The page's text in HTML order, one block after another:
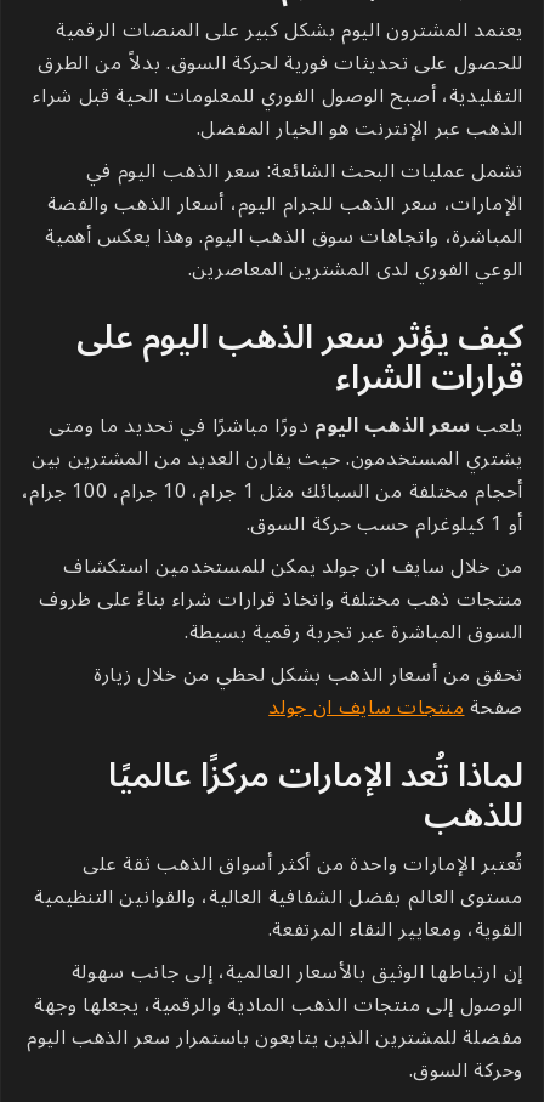
يعتمد المشترون اليوم بشكل كبير على المنصات الرقمية
للحصول على تحديثات فورية لحركة السوق. بدلاً من الطرق
التقليدية، أصبح الوصول الفوري للمعلومات الحية قبل شراء
الذهب عبر الإنترنت هو الخيار المفضل.
تشمل عمليات البحث الشائعة: سعر الذهب اليوم في
الإمارات، سعر الذهب للجرام اليوم، أسعار الذهب والفضة
المباشرة، واتجاهات سوق الذهب اليوم. وهذا يعكس أهمية
الوعي الفوري لدى المشترين المعاصرين.
كيف يؤثر سعر الذهب اليوم على
قرارات الشراء
يلعبسعر الذهب اليوم دورًا مباشرًا في تحديد ما ومتى
يشتري المستخدمون. حيث يقارن العديد من المشترين بين
أحجام مختلفة من السبائك مثل 1 جرام، 10 جرام، 100 جرام،
أو 1 كيلوغرام حسب حركة السوق.
من خلالسايف ان جولد يمكن للمستخدمين استكشاف
منتجات ذهب مختلفة واتخاذ قرارات شراء بناءً على ظروف
السوق المباشرة عبر تجربة رقمية بسيطة.
تحقق من أسعار الذهب بشكل لحظي من خلال زيارة
صفحةمنتجات سايف ان جولد
لماذا تُعد الإمارات مركزًا عالميًا
للذهب
تُعتبر الإمارات واحدة من أكثر أسواق الذهب ثقة على
مستوى العالم بفضل الشفافية العالية، والقوانين التنظيمية
القوية، ومعايير النقاء المرتفعة.
إن ارتباطها الوثيق بالأسعار العالمية، إلى جانب سهولة
الوصول إلى منتجات الذهب المادية والرقمية، يجعلها وجهة
مفضلة للمشترين الذين يتابعون باستمرار سعر الذهب اليوم
وحركة السوق.